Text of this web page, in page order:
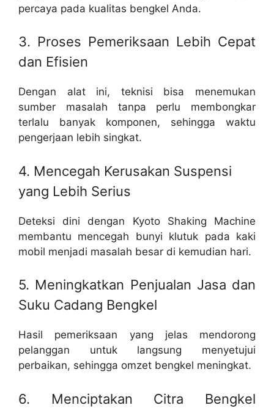
percaya pada kualitas bengkel Anda.
3. Proses Pemeriksaan Lebih Cepat
dan Efisien
Dengan alat ini, teknisi bisa menemukan
sumber masalah tanpa perlu membongkar
terlalu banyak komponen, sehingga waktu
pengerjaan lebih singkat.
4. Mencegah Kerusakan Suspensi
yang Lebih Serius
Deteksi dini dengan Kyoto Shaking Machine
membantu mencegah bunyi klutuk pada kaki
mobil menjadi masalah besar di kemudian hari.
5. Meningkatkan Penjualan Jasa dan
Suku Cadang Bengkel
Hasil pemeriksaan yang jelas mendorong
pelanggan untuk langsung menyetujui
perbaikan, sehingga omzet bengkel meningkat.
6. Menciptakan Citra Bengkel